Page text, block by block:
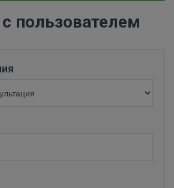
пользователем